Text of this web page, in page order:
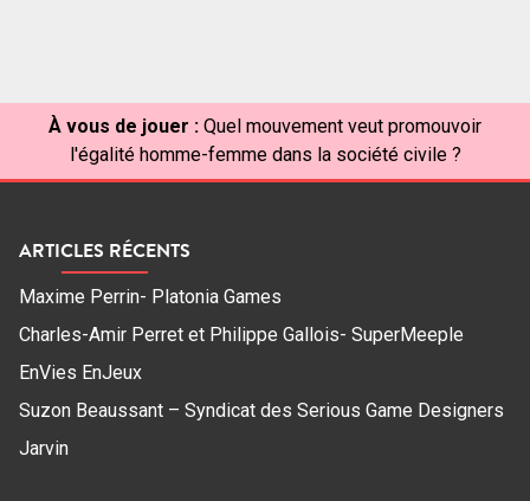
À vous de jouer : Quel mouvement veut promouvoir
l'égalité homme-femme dans la société civile ?
ARTICLES RÉCENTS
Maxime Perrin- Platonia Games
Charles-Amir Perret et Philippe Gallois- SuperMeeple
EnVies EnJeux
Suzon Beaussant – Syndicat des Serious Game Designers
Jarvin